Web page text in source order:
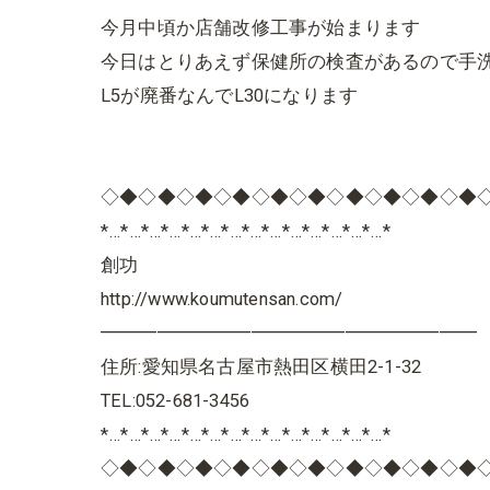
今月中頃か店舗改修工事が始まります
今日はとりあえず保健所の検査があるので手
L5が廃番なんでL30になります
*…*…*…*…*…*…*…*…*…*…*…*…*…*…*
創功
http://www.koumutensan.com/
━━━━━━━━━━━━━━━━━━━━
住所:愛知県名古屋市熱田区横田2-1-32
TEL:052-681-3456
*…*…*…*…*…*…*…*…*…*…*…*…*…*…*